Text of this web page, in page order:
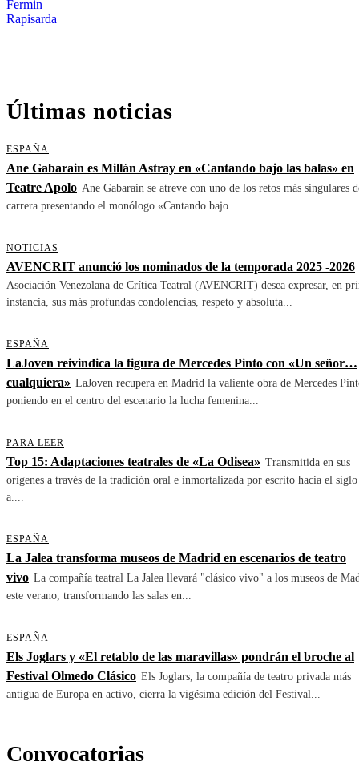
Últimas noticias
ESPAÑA
Ane Gabarain es Millán Astray en «Cantando bajo las balas» en
Teatre Apolo Ane Gabarain se atreve con uno de los retos más singulares
carrera presentando el monólogo «Cantando bajo...
NOTICIAS
AVENCRIT anunció los nominados de la temporada 2025 -2026
Asociación Venezolana de Crítica Teatral (AVENCRIT) desea expresar, en
instancia, sus más profundas condolencias, respeto y absoluta...
ESPAÑA
LaJoven reivindica la figura de Mercedes Pinto con «Un señor…
cualquiera» LaJoven recupera en Madrid la valiente obra de Mercedes
poniendo en el centro del escenario la lucha femenina...
PARA LEER
Top 15: Adaptaciones teatrales de «La Odisea» Transmitida en sus
orígenes a través de la tradición oral e inmortalizada por escrito hacia el
a....
ESPAÑA
La Jalea transforma museos de Madrid en escenarios de teatro
vivo La compañía teatral La Jalea llevará "clásico vivo" a los museos de
este verano, transformando las salas en...
ESPAÑA
Els Joglars y «El retablo de las maravillas» pondrán el broche al
Festival Olmedo Clásico Els Joglars, la compañía de teatro privada más
antigua de Europa en activo, cierra la vigésima edición del Festival...
Convocatorias